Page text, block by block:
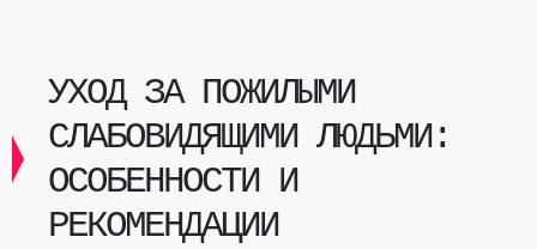
УХОД ЗА ПОЖИЛЫМИ
СЛАБОВИДЯЩИМИ ЛЮДЬМИ:
ОСОБЕННОСТИ И
РЕКОМЕНДАЦИИ